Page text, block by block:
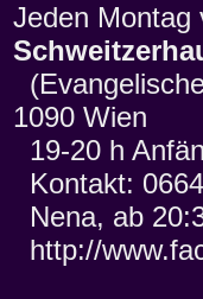
Jeden
1090 Wien
19-20 h
Kontakt:
Nena, ab
http://